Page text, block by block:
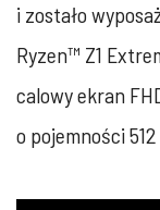
i zostało
Ryzen™ Z1
calowy ekran
o pojemności 512